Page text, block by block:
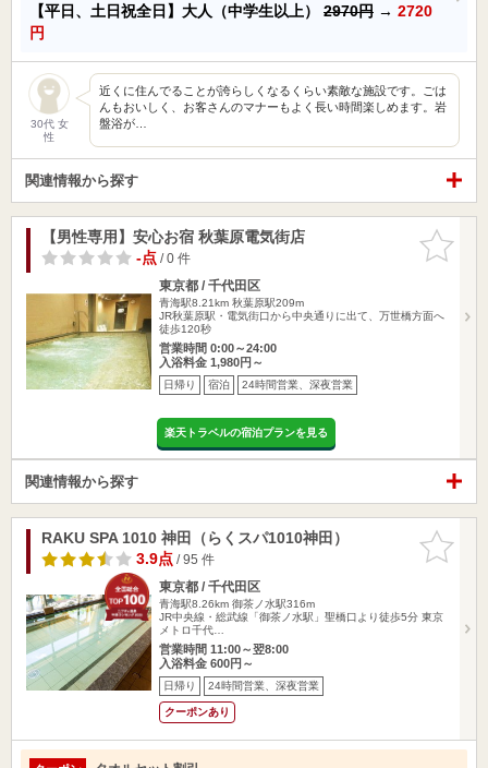
【平日、土日祝全日】大人（中学生以上） 2970円 → 2720
円
30代 女
性
近くに住んでることが誇らしくなるくらい素敵な施設です。ごは
んもおいしく、お客さんのマナーもよく長い時間楽しめます。岩
盤浴が…
関連情報から探す
お気に入
りに追加
【男性専用】安心お宿 秋葉原電気街店
-点/ 0 件
東京都 / 千代田区
青海駅8.21km 秋葉原駅209m
JR秋葉原駅・電気街口から中央通りに出て、万世橋方面へ
徒歩120秒
営業時間 0:00～24:00
入浴料金 1,980円～
日帰り 宿泊 24時間営業、深夜営業
楽天トラベルの宿泊プランを見る
関連情報から探す
お気に入
りに追加
RAKU SPA 1010 神田（らくスパ1010神田）
3.9点/ 95 件
東京都 / 千代田区
青海駅8.26km 御茶ノ水駅316m
JR中央線・総武線「御茶ノ水駅」聖橋口より徒歩5分 東京
メトロ千代…
営業時間 11:00～翌8:00
入浴料金 600円～
日帰り 24時間営業、深夜営業
クーポンあり